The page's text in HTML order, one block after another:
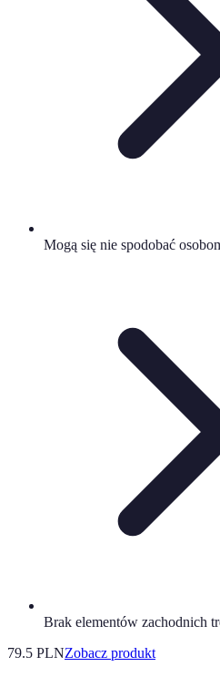
Mogą się nie spodobać
Brak elementów zachodnich
79.5 PLNZobacz produkt